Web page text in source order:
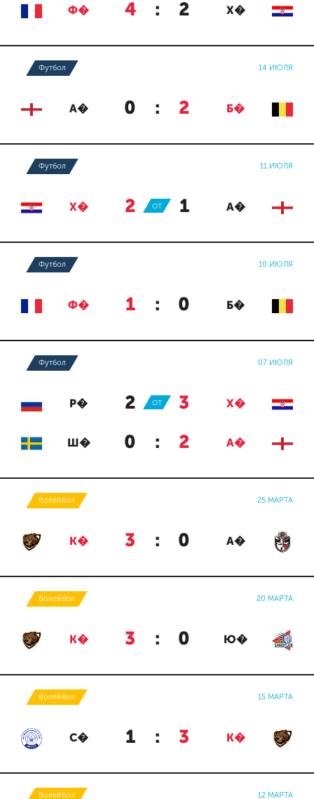
Ф� 4 : 2 Х�
Футбол 14 ИЮЛЯ
А� 0 : 2 Б�
Футбол 11 ИЮЛЯ
Х� 2 : 1 А�
ОТ
Футбол 10 ИЮЛЯ
Ф� 1 : 0 Б�
Футбол 07 ИЮЛЯ
Р� 2 : 3 Х�
ОТ
Ш� 0 : 2 А�
Волейбол 25 МАРТА
К� 3 : 0 А�
Волейбол 20 МАРТА
К� 3 : 0 Ю�
Волейбол 15 МАРТА
С� 1 : 3 К�
Волейбол 12 МАРТА